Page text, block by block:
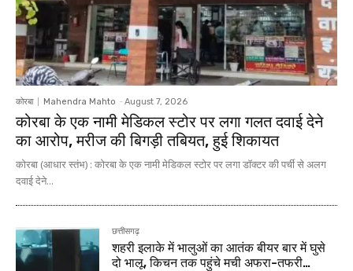
कोरबा Mahendra Mahto - August 7, 2026
कोरबा के एक नामी मेडिकल स्टोर पर लगा गलत दवाई देने
का आरोप, मरीज की बिगड़ी तबियत, हुई शिकायत
कोरबा (आधार स्तंभ) : कोरबा के एक नामी मेडिकल स्टोर पर लगा डॉक्टर की पर्ची से अलग
दवाई देने...
छत्तीसगढ़
शहरी इलाके में भालुओं का आतंक बीयर बार में घुसे
दो भालू, किचन तक पहुंचे मची अफरा-तफरी…